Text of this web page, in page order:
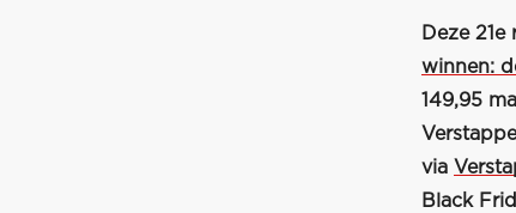
Deze
winnen:
149,95
via
Black